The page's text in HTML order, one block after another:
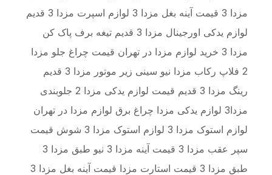
مزدا 3 قیمت آینه بغل مزدا 3 لوازم اسپرت مزدا 3 قدیم
لوازم یدکی اورجینال مزدا 3 قدیم تیغه برف پاک کن
مزدا 3 خرید لوازم مزدا در تهران قیمت چراغ جلو مزدا
2 فلاپ رکاب مزدا نیو سینی زیر موتور مزدا 3 قدیم
رینگ مزدا 3 قدیم قیمت لوازم یدکی مزدا 2 جلوبندی
مزدا3 لوازم یدکی مزدا چراغ برق لوازم مزدا در تهران
لوازم استوک مزدا 3 لوازم استوک مزدا 3 شوش قیمت
سپر عقب مزدا 3 قیمت آینه مزدا 3 نیو طبق مزدا 3
طبق مزدا 3 قیمت استارت مزدا قیمت آینه بغل مزدا 3